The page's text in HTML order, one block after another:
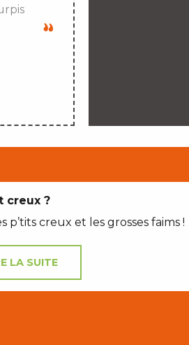
creux ?
p’tits creux et les grosses faims !
LA SUITE